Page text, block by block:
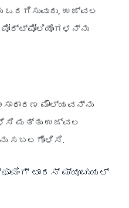
ಒದಗಿಸುವುದು, ಉಜ್ವಲ
ಮೌಲ್ಯವನ್ನು
ಮತ್ತು ಉಜ್ವಲ
ಸಬಲಗೊಳಿಸಿ.
ಟಾರಸ್ ಮ್ಯೂಚುಯಲ್